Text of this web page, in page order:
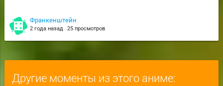
Франкенштейн
2 года назад 25 просмотров
Другие моменты из этого аниме: